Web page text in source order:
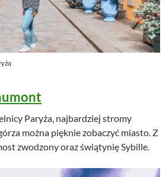
Paryża, najbardziej stromy
można pięknie zobaczyć miasto. Z
zwodzony oraz świątynię Sybille.